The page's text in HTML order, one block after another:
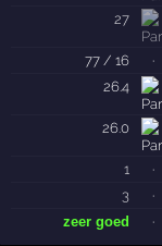
27
77 / 16 ·
26.4
26.0
1 ·
3
·
zeer goed
·